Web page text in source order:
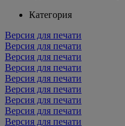
Категория
Версия для печати
Версия для печати
Версия для печати
Версия для печати
Версия для печати
Версия для печати
Версия для печати
Версия для печати
Версия для печати